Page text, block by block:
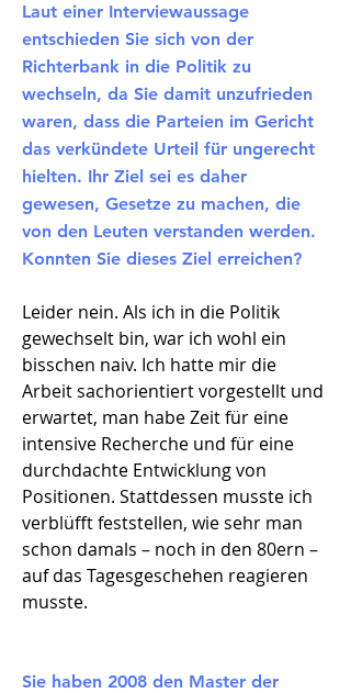
Laut einer Interviewaussage
entschieden Sie sich von der
Richterbank in die Politik zu
wechseln, da Sie damit unzufrieden
waren, dass die Parteien im Gericht
das verkündete Urteil für ungerecht
hielten. Ihr Ziel sei es daher
gewesen, Gesetze zu machen, die
von den Leuten verstanden werden.
Konnten Sie dieses Ziel erreichen?
Leider nein. Als ich in die Politik
gewechselt bin, war ich wohl ein
bisschen naiv. Ich hatte mir die
Arbeit sachorientiert vorgestellt und
erwartet, man habe Zeit für eine
intensive Recherche und für eine
durchdachte Entwicklung von
Positionen. Stattdessen musste ich
verblüfft feststellen, wie sehr man
schon damals – noch in den 80ern –
auf das Tagesgeschehen reagieren
musste.
Sie haben 2008 den Master der